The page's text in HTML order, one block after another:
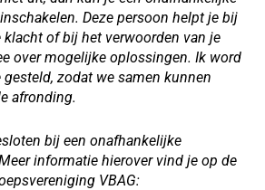
Deze persoon helpt je bij
of bij het verwoorden van je
over mogelijke oplossingen. Ik word
zodat we samen kunnen
afronding.
bij een onafhankelijke
informatie hierover vind je op de
VBAG: